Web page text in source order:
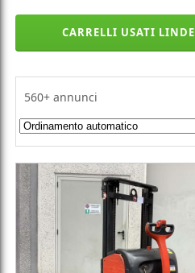
CARRELLI USATI LINDE
560+ annunci